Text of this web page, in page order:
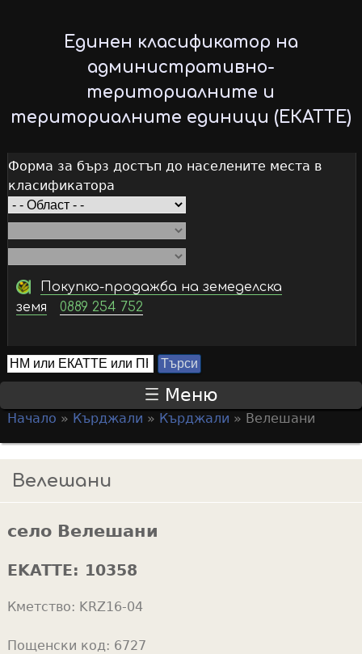
to
main
content
Единен класификатор на
административно-
териториалните и
териториалните единици (ЕКАТТЕ)
Форма за бърз достъп до населените места в
класификатора
Покупко-продажба на земеделска
земя
0889 254 752
S
e
r
c
h
f
r
m
Т
ъ
с
и
Меню
o
u
r
e
e
Начало » Кърджали » Кърджали » Велешани
Велешани
село Велешани
EKATTE: 10358
Кметство: KRZ16-04
Пощенски код: 6727